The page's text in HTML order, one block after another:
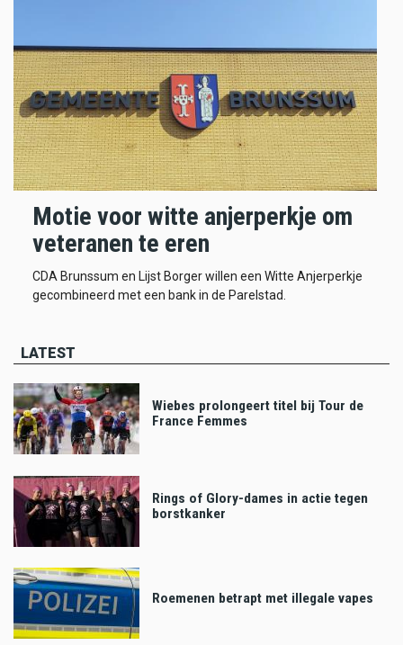
Motie voor witte anjerperkje om
veteranen te eren
CDA Brunssum en Lijst Borger willen een Witte Anjerperkje
gecombineerd met een bank in de Parelstad.
LATEST
Wiebes prolongeert titel bij Tour de
France Femmes
Rings of Glory-dames in actie tegen
borstkanker
Roemenen betrapt met illegale vapes